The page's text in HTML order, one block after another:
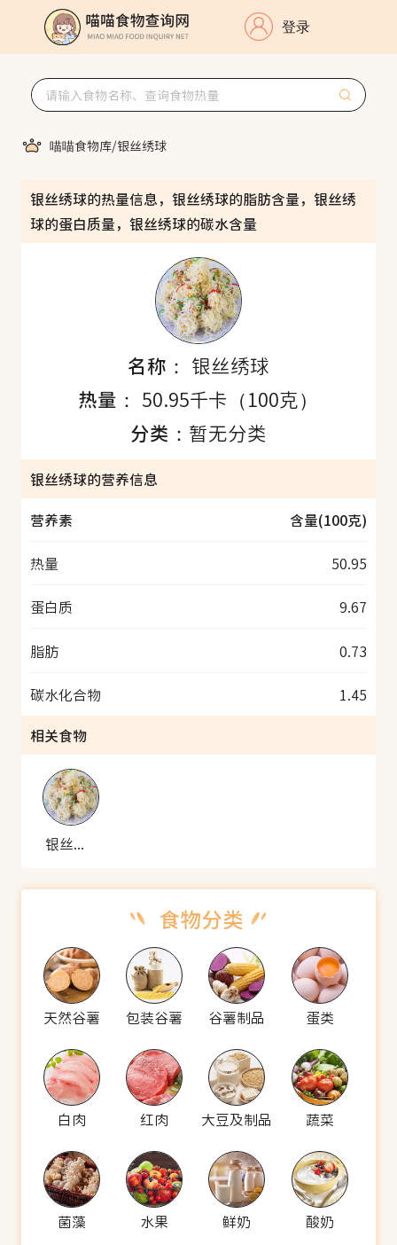
登录
喵喵食物库/银丝绣球
银丝绣球的热量信息，银丝绣球的脂肪含量，银丝绣
球的蛋白质量，银丝绣球的碳水含量
名称： 银丝绣球
热量： 50.95千卡（100克）
分类： 暂无分类
银丝绣球的营养信息
营养素
含量(100克)
热量 50.95
蛋白质 9.67
脂肪 0.73
碳水化合物
1.45
相关食物
银丝绣球
天然谷薯 包装谷薯 谷薯制品 蛋类
白肉 红肉 大豆及制品 蔬菜
菌藻 水果 鲜奶 酸奶